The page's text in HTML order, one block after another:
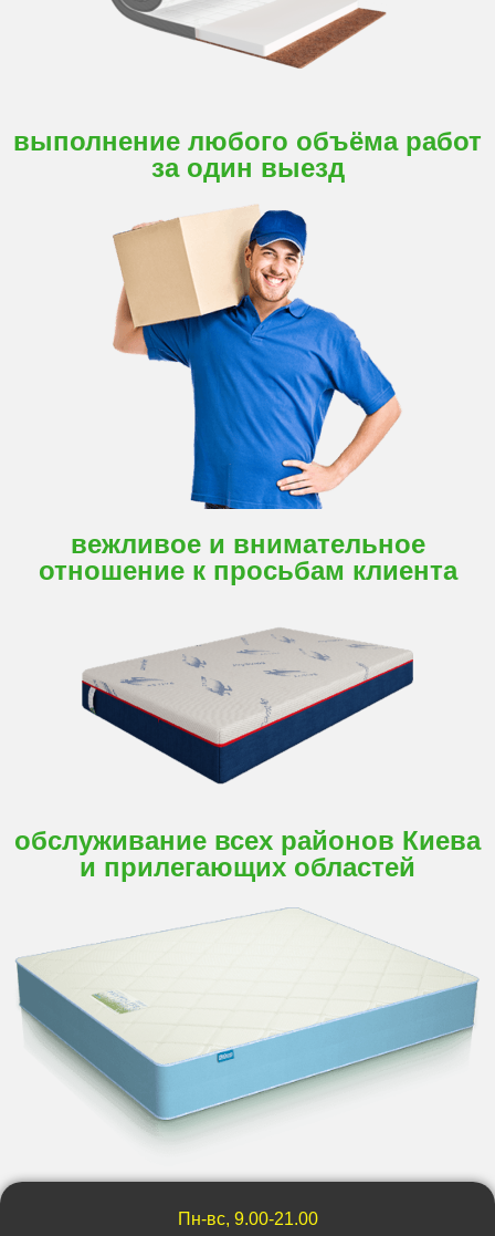
выполнение любого объёма работ
за один выезд
вежливое и внимательное
отношение к просьбам клиента
обслуживание всех районов Киева
и прилегающих областей
Пн-вс, 9.00-21.00